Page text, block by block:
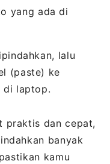
yang ada di
lalu
(paste) ke
di laptop.
praktis dan cepat,
banyak
kamu